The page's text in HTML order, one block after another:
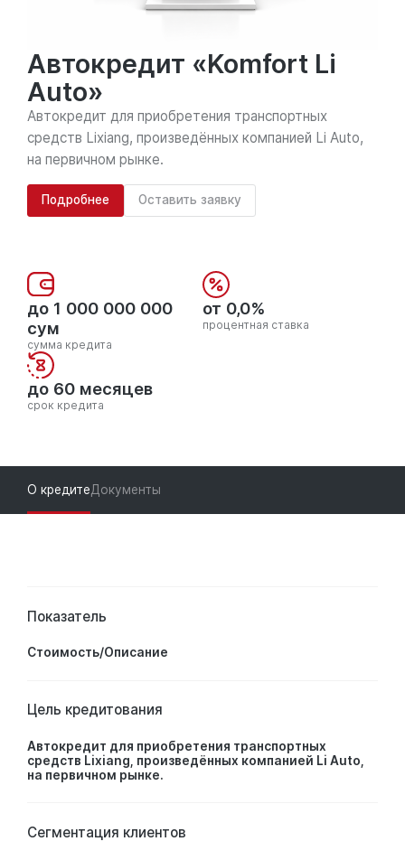
Автокредит «Komfort Li
Auto»
Автокредит для приобретения транспортных
средств Lixiang, произведённых компанией Li Auto,
на первичном рынке.
Подробнее Оставить заявку
до 1 000 000 000
сум
сумма кредита
от 0,0%
процентная ставка
до 60 месяцев
срок кредита
О кредитеДокументы
Показатель
Стоимость/Описание
Цель кредитования
Автокредит для приобретения транспортных
средств Lixiang, произведённых компанией Li Auto,
на первичном рынке.
Сегментация клиентов